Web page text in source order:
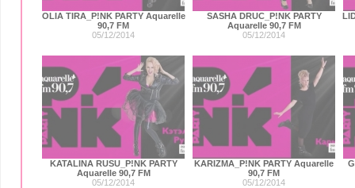
OLIA TIRA_P!NK PARTY Aquarelle
90,7 FM
05/12/2014
SASHA DRUC_P!NK PARTY
Aquarelle 90,7 FM
05/12/2014
KATALINA RUSU_P!NK PARTY
Aquarelle 90,7 FM
05/12/2014
KARIZMA_P!NK PARTY Aquarelle
90,7 FM
05/12/2014